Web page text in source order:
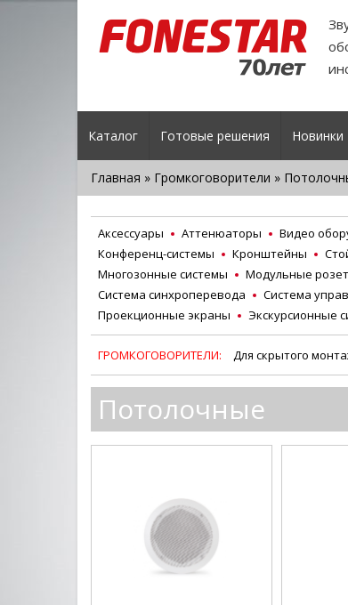
Каталог Готовые решения Новинки
Главная » Громкоговорители »
Аксессуары Аттенюаторы Видео
Конференц-системы
Кронштейны
Многозонные системы
Модульные
Система синхроперевода
Система
Проекционные экраны
Экскурсионные
ГРОМКОГОВОРИТЕЛИ: Для скрытого
Потолочные